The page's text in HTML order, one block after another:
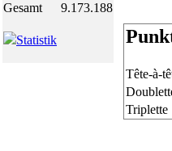
Gesamt
9.173.188
Statistik
Tête-à-
Triplette